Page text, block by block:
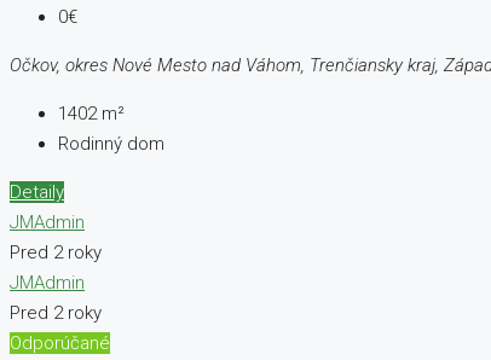
0€
Očkov, okres Nové Mesto nad Váhom, Trenčiansky kraj,
1402 m²
Rodinný dom
Detaily
JMAdmin
Pred 2 roky
JMAdmin
Pred 2 roky
Odporúčané